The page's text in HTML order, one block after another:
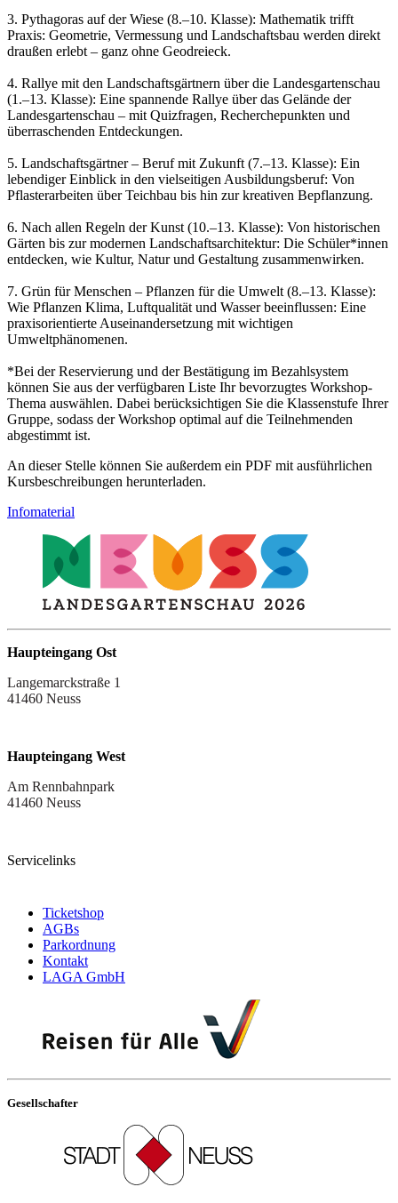
3. Pythagoras auf der Wiese (8.–10. Klasse): Mathematik trifft
Praxis: Geometrie, Vermessung und Landschaftsbau werden direkt
draußen erlebt – ganz ohne Geodreieck.
4. Rallye mit den Landschaftsgärtnern über die Landesgartenschau
(1.–13. Klasse): Eine spannende Rallye über das Gelände der
Landesgartenschau – mit Quizfragen, Recherchepunkten und
überraschenden Entdeckungen.
5. Landschaftsgärtner – Beruf mit Zukunft (7.–13. Klasse): Ein
lebendiger Einblick in den vielseitigen Ausbildungsberuf: Von
Pflasterarbeiten über Teichbau bis hin zur kreativen Bepflanzung.
6. Nach allen Regeln der Kunst (10.–13. Klasse): Von historischen
Gärten bis zur modernen Landschaftsarchitektur: Die Schüler*innen
entdecken, wie Kultur, Natur und Gestaltung zusammenwirken.
7. Grün für Menschen – Pflanzen für die Umwelt (8.–13. Klasse):
Wie Pflanzen Klima, Luftqualität und Wasser beeinflussen: Eine
praxisorientierte Auseinandersetzung mit wichtigen
Umweltphänomenen.
*Bei der Reservierung und der Bestätigung im Bezahlsystem
können Sie aus der verfügbaren Liste Ihr bevorzugtes Workshop-
Thema auswählen. Dabei berücksichtigen Sie die Klassenstufe Ihrer
Gruppe, sodass der Workshop optimal auf die Teilnehmenden
abgestimmt ist.
An dieser Stelle können Sie außerdem ein PDF mit ausführlichen
Kursbeschreibungen herunterladen.
Infomaterial
Haupteingang Ost
Langemarckstraße 1
41460 Neuss
Haupteingang West
Am Rennbahnpark
41460 Neuss
Servicelinks
Ticketshop
AGBs
Parkordnung
Kontakt
LAGA GmbH
Gesellschafter